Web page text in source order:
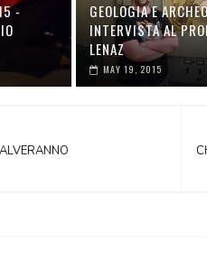
-
GEOLOGIA E
INTERVISTA AL
LENAZ
MAY 19, 2015